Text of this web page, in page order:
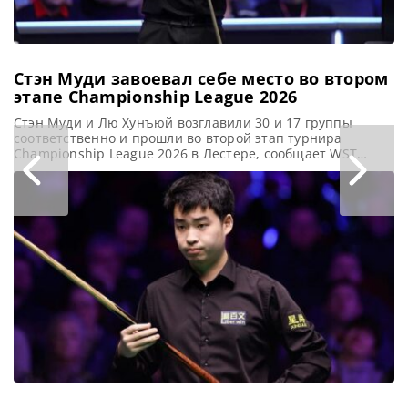
Стэн Муди завоевал себе место во втором
этапе Championship League 2026
Стэн Муди и Лю Хунъюй возглавили 30 и 17 группы
соответственно и прошли во второй этап турнира
Championship League 2026 в Лестере, сообщает WST
Несмотря на не самый удачный старт, Стэн Муди
одержал две уверенные победы, что позволило ему
возглавить 30 Группу Championship League 2026 и
пройти в следующий этап, который начнется 10 июля.
Молодой